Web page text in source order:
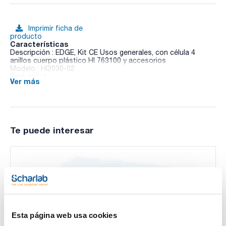
Esta página web usa cookies
Imprimir ficha de
producto
Características
Descripción : EDGE, Kit CE Usos generales, con célula 4
anillos cuerpo plástico HI 763100 y accesorios
Modelo : HI2030-02
Teclado táctil, gran display LCD, GLP, función CAL-Check,
conexión plug-in.
Ver más
Te puede interesar